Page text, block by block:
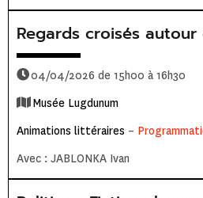
Regards croisés
04/04/2026 de 15h00 à 16h30
Musée Lugdunum
Animations littéraires –
Avec : JABLONKA Ivan